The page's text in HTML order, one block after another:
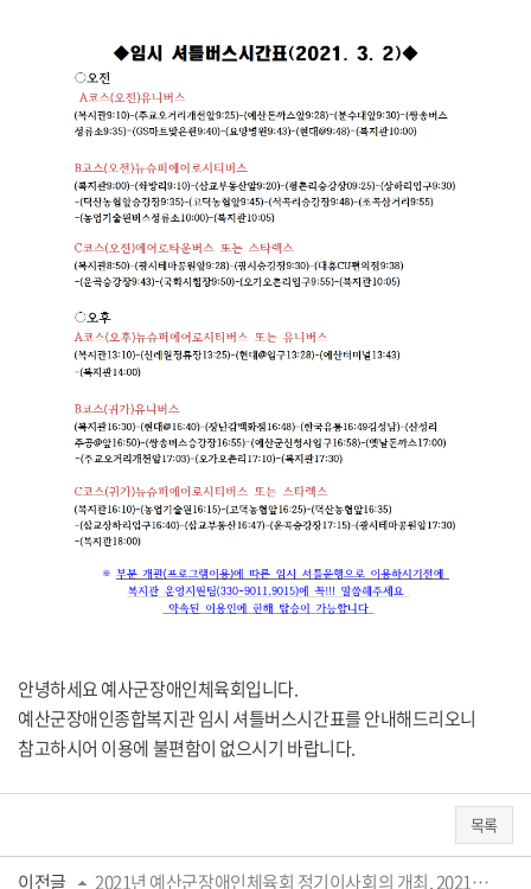
안녕하세요 예사군장애인체육회입니다.
예산군장애인종합복지관 임시 셔틀버스시간표를 안내해드리오니
참고하시어 이용에 불편함이 없으시기 바랍니다.
목록
이전글 2021년 예산군장애인체육회 정기이사회의 개최, 2021년도 힘차게 나아가겠습니다!